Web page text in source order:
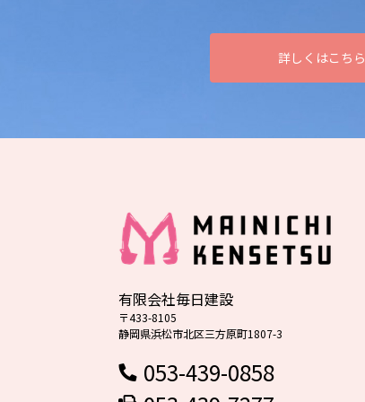
詳しくはこちら
有限会社毎日建設
〒433-8105
静岡県浜松市北区三方原町1807-3
053-439-0858